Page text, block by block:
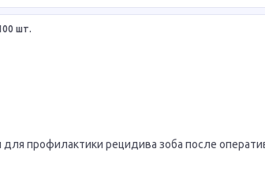
шт.
для профилактики рецидива зоба после